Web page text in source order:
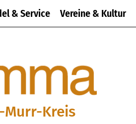
& Service Vereine & Kultur
Murr-Kreis